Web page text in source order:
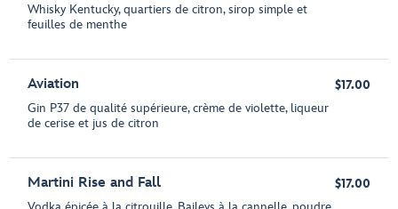
Whisky Kentucky, quartiers de citron, sirop simple et
feuilles de menthe
Aviation
Gin P37 de qualité supérieure, crème de violette, liqueur
de cerise et jus de citron
$17.00
Martini Rise and Fall $17.00